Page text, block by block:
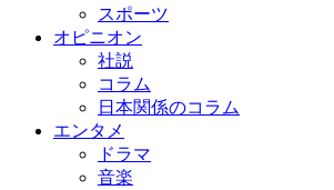
スポーツ
オピニオン
社説
コラム
日本関係のコラム
エンタメ
ドラマ
音楽